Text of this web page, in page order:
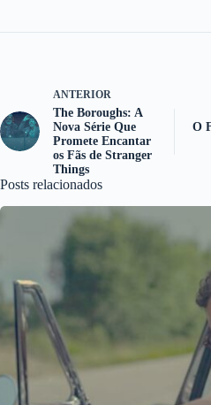
ANTERIOR
The Boroughs: A
Nova Série Que
Promete Encantar
os Fãs de Stranger
Things
O
Posts relacionados